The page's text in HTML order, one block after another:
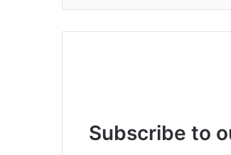
Subscribe to